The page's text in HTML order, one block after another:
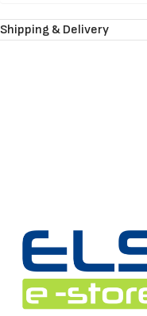
Shipping & Delivery